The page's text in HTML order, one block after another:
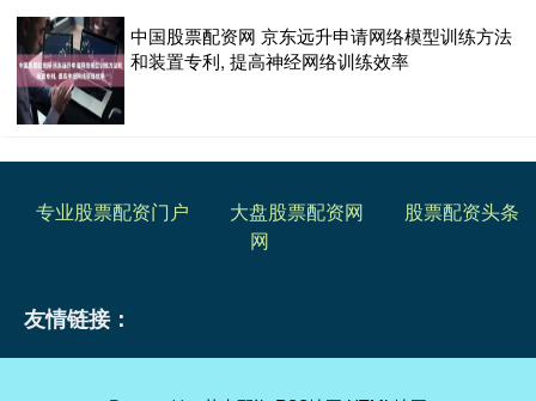
中国股票配资网 京东远升申请网络模型训练方法
和装置专利, 提高神经网络训练效率
专业股票配资门户 大盘股票配资网
股票配资头条
网
友情链接：